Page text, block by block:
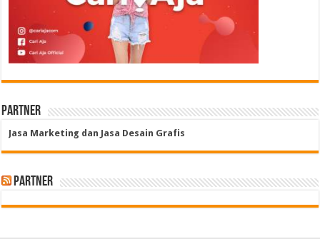
Partner
Jasa Marketing dan Jasa Desain Grafis
Partner